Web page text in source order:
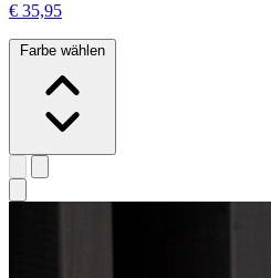
€ 35,95
Farbe wählen